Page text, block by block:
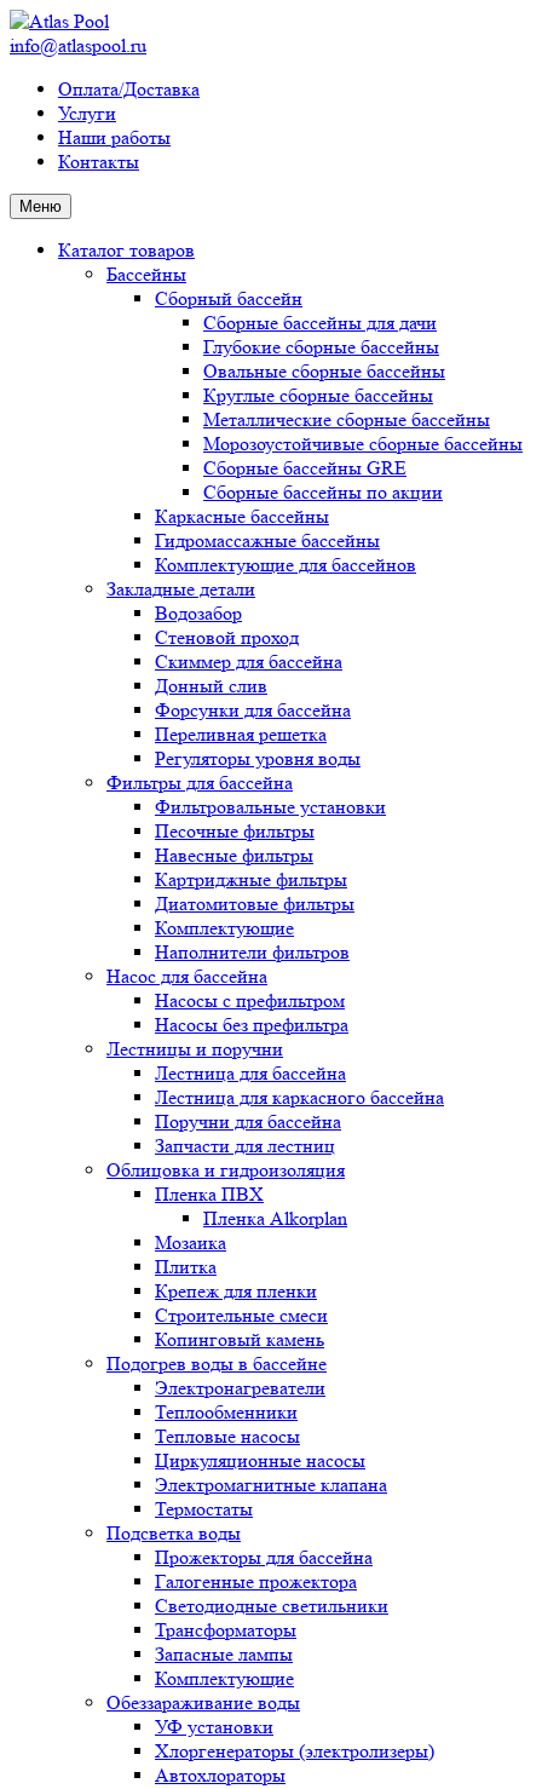
info@atlaspool.ru
Оплата/Доставка
Услуги
Наши работы
Контакты
Меню
Каталог товаров
Бассейны
Сборный бассейн
Сборные бассейны для дачи
Глубокие сборные бассейны
Овальные сборные бассейны
Круглые сборные бассейны
Металлические сборные бассейны
Морозоустойчивые сборные бассейны
Сборные бассейны GRE
Сборные бассейны по акции
Каркасные бассейны
Гидромассажные бассейны
Комплектующие для бассейнов
Закладные детали
Водозабор
Стеновой проход
Скиммер для бассейна
Донный слив
Форсунки для бассейна
Переливная решетка
Регуляторы уровня воды
Фильтры для бассейна
Фильтровальные установки
Песочные фильтры
Навесные фильтры
Картриджные фильтры
Диатомитовые фильтры
Комплектующие
Наполнители фильтров
Насос для бассейна
Насосы с префильтром
Насосы без префильтра
Лестницы и поручни
Лестница для бассейна
Лестница для каркасного бассейна
Поручни для бассейна
Запчасти для лестниц
Облицовка и гидроизоляция
Пленка ПВХ
Пленка Alkorplan
Мозаика
Плитка
Крепеж для пленки
Строительные смеси
Копинговый камень
Подогрев воды в бассейне
Электронагреватели
Теплообменники
Тепловые насосы
Циркуляционные насосы
Электромагнитные клапана
Термостаты
Подсветка воды
Прожекторы для бассейна
Галогенные прожектора
Светодиодные светильники
Трансформаторы
Запасные лампы
Комплектующие
Обеззараживание воды
УФ установки
Хлоргенераторы (электролизеры)
Автохлораторы